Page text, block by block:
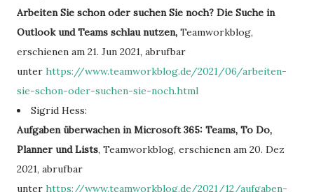
Arbeiten Sie schon oder suchen Sie noch? Die Suche in
Outlook und Teams schlau nutzen, Teamworkblog,
erschienen am 21. Jun 2021, abrufbar
unter https://www.teamworkblog.de/2021/06/arbeiten-
sie-schon-oder-suchen-sie-noch.html
Sigrid Hess:
Aufgaben überwachen in Microsoft 365: Teams, To Do,
Planner und Lists, Teamworkblog, erschienen am 20. Dez
2021, abrufbar
unter https://www.teamworkblog.de/2021/12/aufgaben-